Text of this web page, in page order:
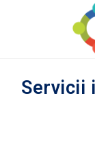
Servicii